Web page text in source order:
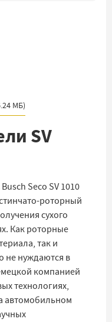
МБ)
SV
Seco SV 1010
роторный
сухого
Как роторные
так и
не нуждаются в
компанией
технологиях,
автомобильном